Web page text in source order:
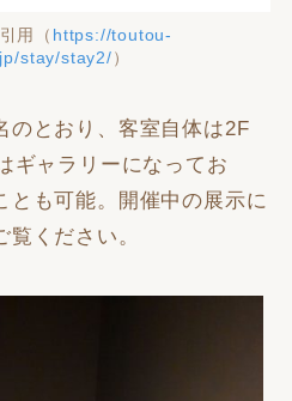
用（ https://toutou-
stay/stay2/ ）
のとおり、客室自体は2F
ギャラリーになってお
とも可能。開催中の展示に
覧ください。